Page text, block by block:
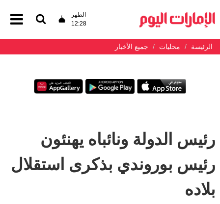
الظهر
12:28
الرئيسة محليات جميع الأخبار
رئيس الدولة ونائباه يهنئون
رئيس بوروندي بذكرى استقلال
بلاده